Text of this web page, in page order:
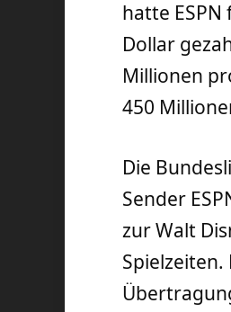
hatte
Dollar
Millionen
450
Die
Sender
zur Walt
Spielzeiten.